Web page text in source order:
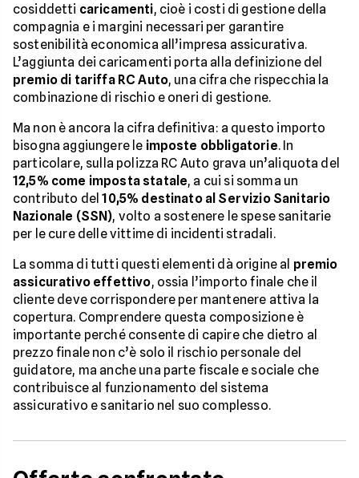
cosiddetti caricamenti, cioè i costi di gestione della
compagnia e i margini necessari per garantire
sostenibilità economica all’impresa assicurativa.
L’aggiunta dei caricamenti porta alla definizione del
premio di tariffa RC Auto, una cifra che rispecchia la
combinazione di rischio e oneri di gestione.
Ma non è ancora la cifra definitiva: a questo importo
bisogna aggiungere le imposte obbligatorie. In
particolare, sulla polizza RC Auto grava un’aliquota del
12,5% come imposta statale, a cui si somma un
contributo del10,5% destinato al Servizio Sanitario
Nazionale (SSN), volto a sostenere le spese sanitarie
per le cure delle vittime di incidenti stradali.
La somma di tutti questi elementi dà origine al premio
assicurativo effettivo, ossia l’importo finale che il
cliente deve corrispondere per mantenere attiva la
copertura. Comprendere questa composizione è
importante perché consente di capire che dietro al
prezzo finale non c’è solo il rischio personale del
guidatore, ma anche una parte fiscale e sociale che
contribuisce al funzionamento del sistema
assicurativo e sanitario nel suo complesso.